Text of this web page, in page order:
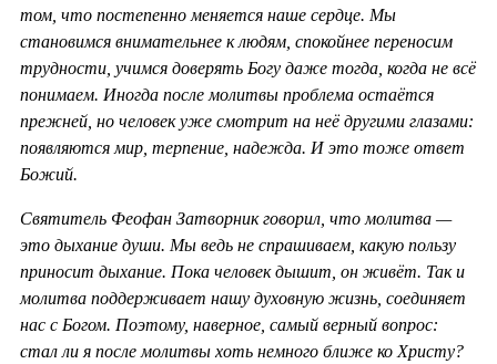
том, что постепенно меняется наше сердце. Мы
становимся внимательнее к людям, спокойнее переносим
трудности, учимся доверять Богу даже тогда, когда не всё
понимаем. Иногда после молитвы проблема остаётся
прежней, но человек уже смотрит на неё другими глазами:
появляются мир, терпение, надежда. И это тоже ответ
Божий.
Святитель Феофан Затворник говорил, что молитва —
это дыхание души. Мы ведь не спрашиваем, какую пользу
приносит дыхание. Пока человек дышит, он живёт. Так и
молитва поддерживает нашу духовную жизнь, соединяет
нас с Богом. Поэтому, наверное, самый верный вопрос:
стал ли я после молитвы хоть немного ближе ко Христу?